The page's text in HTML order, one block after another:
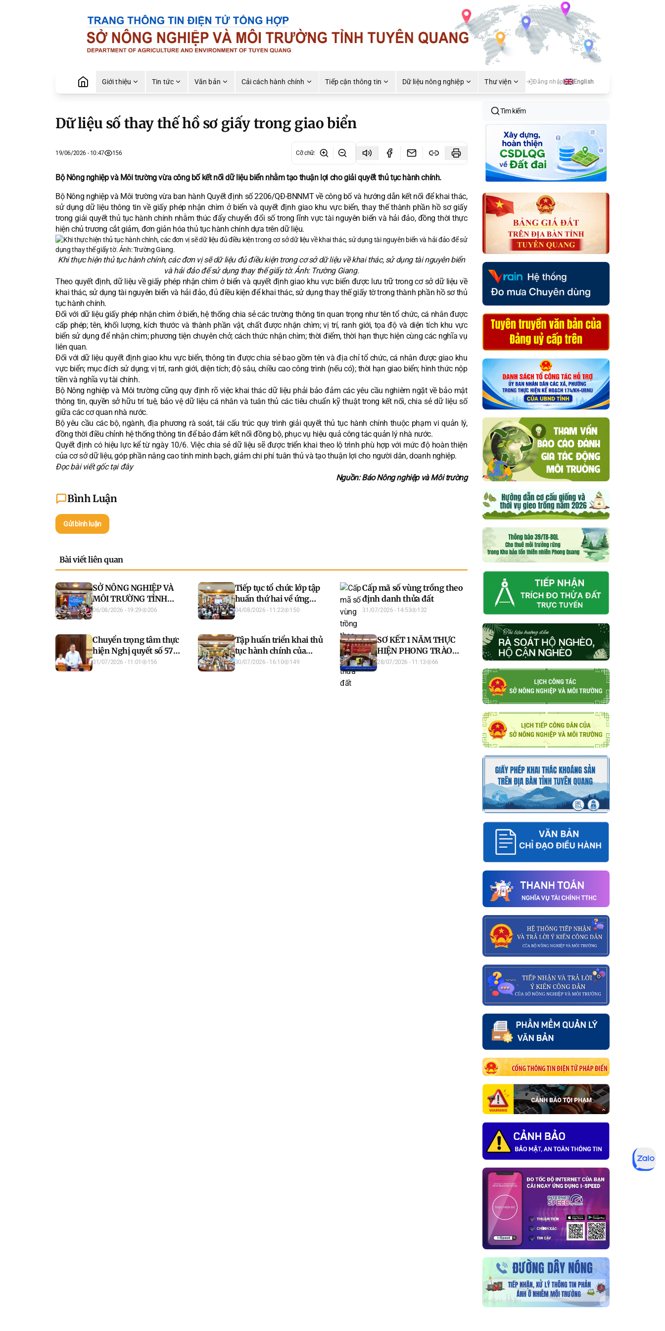
Giới thiệu Tin tức Văn bản Cải cách hành chính Tiếp cận thông tin Dữ liệu nông nghiệp Thư viện Đăng nhập English
Dữ liệu số thay thế hồ sơ giấy trong giao biển
19/06/2026 - 10:47 156 Cỡ chữ:
Bộ Nông nghiệp và Môi trường vừa công bố kết nối dữ liệu biển nhằm tạo thuận lợi cho giải quyết thủ tục hành chính.
Bộ Nông nghiệp và Môi trường vừa ban hành Quyết định số 2206/QĐ-BNNMT về công bố và hướng dẫn kết nối để khai thác,
sử dụng dữ liệu thông tin về giấy phép nhận chìm ở biển và quyết định giao khu vực biển, thay thế thành phần hồ sơ giấy
trong giải quyết thủ tục hành chính nhằm thúc đẩy chuyển đổi số trong lĩnh vực tài nguyên biển và hải đảo, đồng thời thực
hiện chủ trương cắt giảm, đơn giản hóa thủ tục hành chính dựa trên dữ liệu.
Khi thực hiện thủ tục hành chính, các đơn vị sẽ dữ liệu đủ điều kiện trong cơ sở dữ liệu về khai thác, sử dụng tài nguyên biển
và hải đảo để sử dụng thay thế giấy tờ. Ảnh: Trường Giang.
Theo quyết định, dữ liệu về giấy phép nhận chìm ở biển và quyết định giao khu vực biển được lưu trữ trong cơ sở dữ liệu về
khai thác, sử dụng tài nguyên biển và hải đảo, đủ điều kiện để khai thác, sử dụng thay thế giấy tờ trong thành phần hồ sơ thủ
tục hành chính.
Đối với dữ liệu giấy phép nhận chìm ở biển, hệ thống chia sẻ các trường thông tin quan trọng như tên tổ chức, cá nhân được
cấp phép; tên, khối lượng, kích thước và thành phần vật, chất được nhận chìm; vị trí, ranh giới, tọa độ và diện tích khu vực
biển sử dụng để nhận chìm; phương tiện chuyên chở; cách thức nhận chìm; thời điểm, thời hạn thực hiện cùng các nghĩa vụ
liên quan.
Đối với dữ liệu quyết định giao khu vực biển, thông tin được chia sẻ bao gồm tên và địa chỉ tổ chức, cá nhân được giao khu
vực biển; mục đích sử dụng; vị trí, ranh giới, diện tích; độ sâu, chiều cao công trình (nếu có); thời hạn giao biển; hình thức nộp
tiền và nghĩa vụ tài chính.
Bộ Nông nghiệp và Môi trường cũng quy định rõ việc khai thác dữ liệu phải bảo đảm các yêu cầu nghiêm ngặt về bảo mật
thông tin, quyền sở hữu trí tuệ, bảo vệ dữ liệu cá nhân và tuân thủ các tiêu chuẩn kỹ thuật trong kết nối, chia sẻ dữ liệu số
giữa các cơ quan nhà nước.
Bộ yêu cầu các bộ, ngành, địa phương rà soát, tái cấu trúc quy trình giải quyết thủ tục hành chính thuộc phạm vi quản lý,
đồng thời điều chỉnh hệ thống thông tin để bảo đảm kết nối đồng bộ, phục vụ hiệu quả công tác quản lý nhà nước.
Quyết định có hiệu lực kể từ ngày 10/6. Việc chia sẻ dữ liệu sẽ được triển khai theo lộ trình phù hợp với mức độ hoàn thiện
của cơ sở dữ liệu, góp phần nâng cao tính minh bạch, giảm chi phí tuân thủ và tạo thuận lợi cho người dân, doanh nghiệp.
Đọc bài viết gốc tạiđây
Nguồn: Báo Nông nghiệp và Môi trường
Bình Luận
Gửi bình luận
Bài viết liên quan
SỞ NÔNG NGHIỆP VÀ
MÔI TRƯỜNG TỈNH
TUYÊN QUANG HOÀN
DỤNG AI VÀ AN TOÀN
THÔNG TIN MẠNG
NĂM 2026
06/08/2026 - 19:29 206
Tiếp tục tổ chức lớp tập
huấn thứ hai về ứng
dụng AI và an toàn
thông tin mạng năm
04/08/2026 - 11:22 150
Cấp mã số vùng trồng theo
định danh thửa đất
31/07/2026 - 14:53 132
Chuyển trọng tâm thực
hiện Nghị quyết số 57-
NQ/TW sang tổ chức
31/07/2026 - 11:01 156
Tập huấn triển khai thủ
tục hành chính của
đảng trên môi trường
điện tử giai đoạn hai
30/07/2026 - 16:10 149
SƠ KẾT 1 NĂM THỰC
HIỆN PHONG TRÀO
“BÌNH DÂN HỌC VỤ
28/07/2026 - 11:13 66
Tìm kiếm